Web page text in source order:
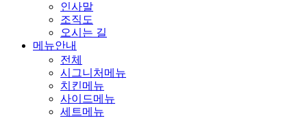
인사말
조직도
오시는 길
메뉴안내
전체
시그니처메뉴
치킨메뉴
사이드메뉴
세트메뉴